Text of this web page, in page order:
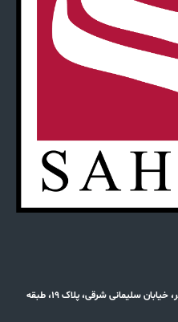
تهران، بزرگراه صدر، بلوار قیطریه، میدان چیذر، خیابان سلیمانی شرقی، پلاک 19، طبقه